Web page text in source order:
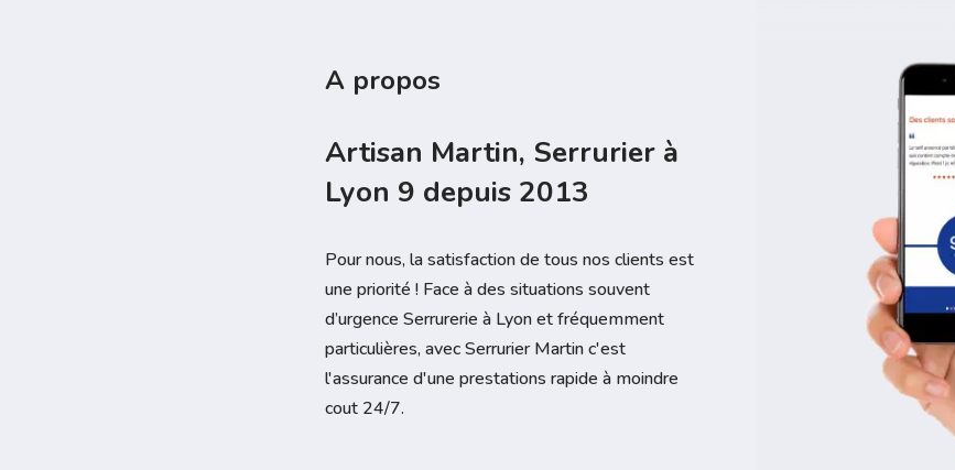
A propos
Artisan Martin, Serrurier à
Lyon 9 depuis 2013
Pour nous, la satisfaction de tous nos clients est
une priorité ! Face à des situations souvent
d’urgence Serrurerie à Lyon et fréquemment
particulières, avec Serrurier Martin c'est
l'assurance d'une prestations rapide à moindre
cout 24/7.